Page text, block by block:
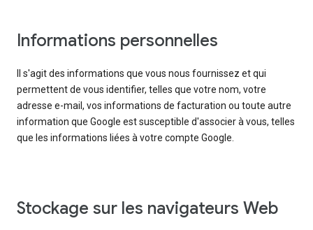
Informations personnelles
Il s'agit des informations que vous nous fournissez et qui
permettent de vous identifier, telles que votre nom, votre
adresse e-mail, vos informations de facturation ou toute autre
information que Google est susceptible d'associer à vous, telles
que les informations liées à votre compte Google.
Stockage sur les navigateurs Web